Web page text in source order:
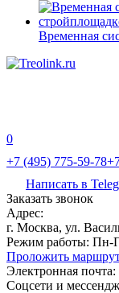
Временная
0
+7 (495) 775-59-78
Написать в
Заказать звонок
Адрес:
г. Москва, ул.
Режим работы: Пн-
Проложить
Электронная почта:
Соцсети и